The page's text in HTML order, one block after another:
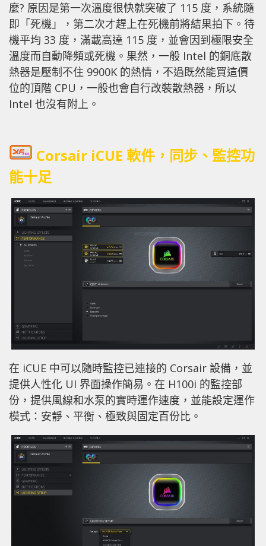
麼? 原因是第一次溫度很快就突破了 115 度，系統隨
即「死機」，第二次才趕上在死機前將結果拍下。待
機平均 33 度，滿載高達 115 度，並會因到極限安全
溫度而自動降頻或死機。果然，一般 Intel 的銅底散
熱器是壓制不住 9900K 的熱情，不過既然能買這價
位的頂階 CPU，一般也會自行改裝散熱器，所以
Intel 也沒有附上。
Corsair iCUE 軟件，同步、監控功
能十足
在 iCUE 中可以隨時監控已連接的 Corsair 設備，並
提供人性化 UI 界面操作簡易。在 H100i 的監控部
份，提供風線和水泵的實時運作速度，並能設定運作
模式：安靜、平衡、極致與固定百份比。